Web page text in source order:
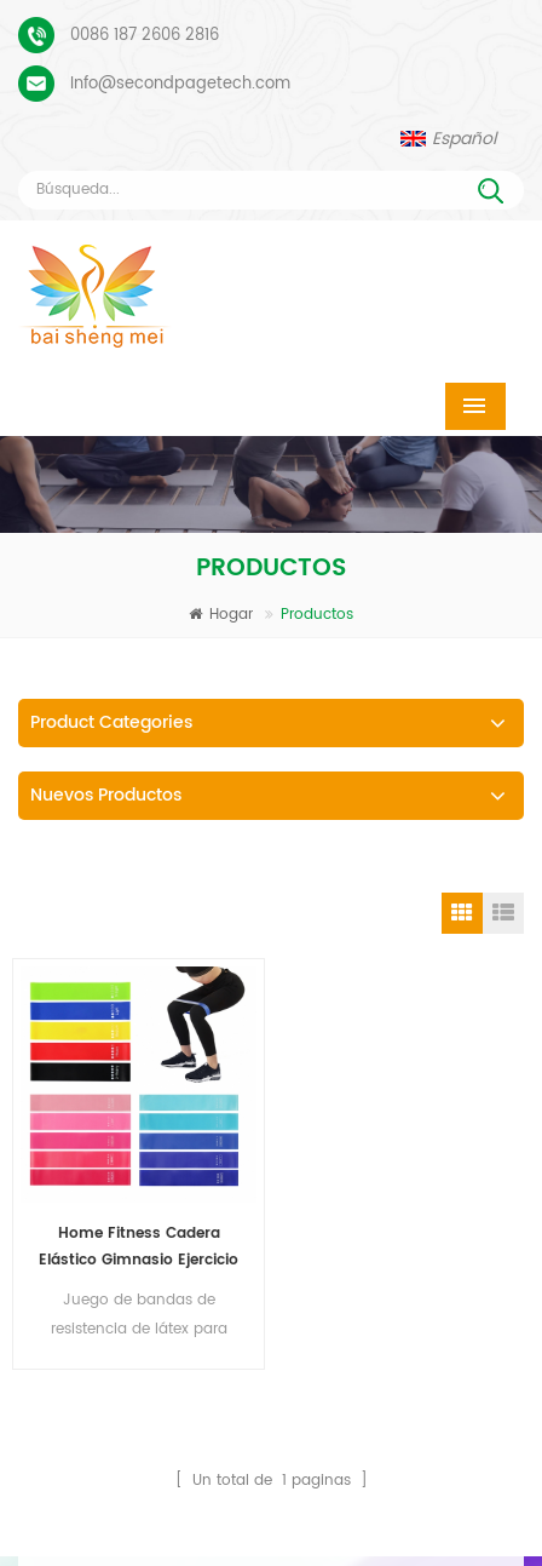
0086 187 2606 2816
Info@secondpagetech.com
Español
PRODUCTOS
Hogar Productos
Product Categories
Nuevos Productos
Home Fitness Cadera
Elástico Gimnasio Ejercicio
Juego de bandas de
resistencia de látex para
[ Un total de 1 paginas ]